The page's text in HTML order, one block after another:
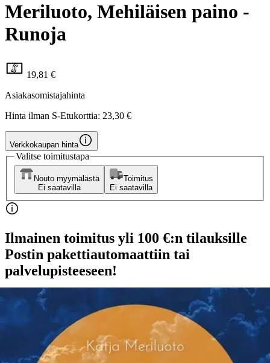
Meriluoto, Mehiläisen paino -
Runoja
19,81 €
Asiakasomistajahinta
Hinta ilman S-Etukorttia: 23,30 €
Verkkokaupan hinta
Valitse toimitustapa
Nouto myymälästä
Ei saatavilla
Toimitus
Ei saatavilla
Ilmainen toimitus yli 100 €:n tilauksille
Postin pakettiautomaattiin tai
palvelupisteeseen!
Etu ei koske Suuri‑lisäpalvelulla toimitettavia tuotteita.
Tarkista myymäläsaatavuus